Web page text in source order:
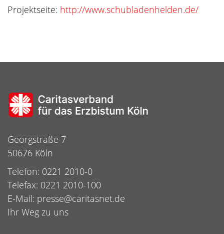
Projektseite: http://www.schubladenhelden.de/
Georgstraße 7
50676 Köln
Telefon: 0221 2010-0
Telefax: 0221 2010-100
E-Mail: presse@caritasnet.de
Ihr Weg zu uns